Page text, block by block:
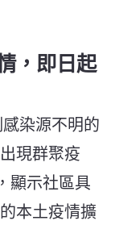
，即日起
染源不明的
現群聚疫
顯示社區具
本土疫情擴